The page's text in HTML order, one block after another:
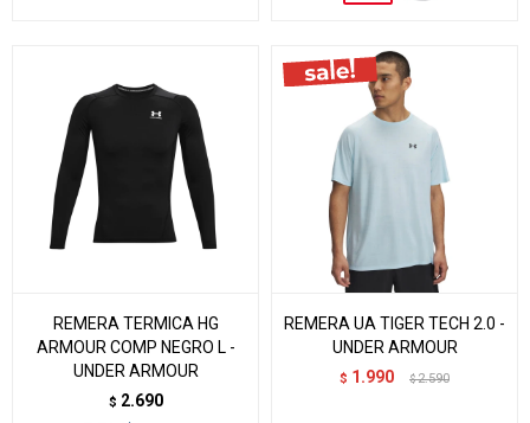
REMERA TERMICA HG
ARMOUR COMP NEGRO L -
UNDER ARMOUR
$ 2.690
REMERA UA TIGER TECH 2.0 -
UNDER ARMOUR
$ 1.990 $ 2.590